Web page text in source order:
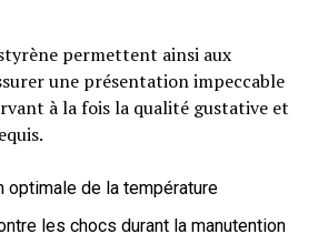
permettent ainsi aux
une présentation impeccable
à la fois la qualité gustative et
optimale de la température
les chocs durant la manutention